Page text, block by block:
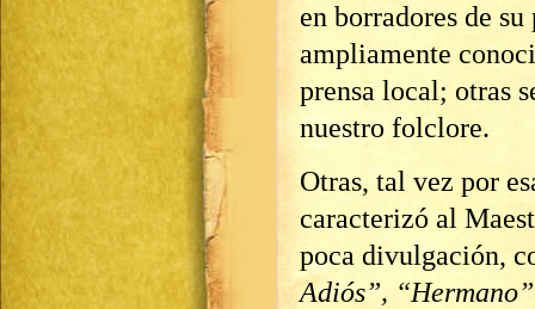
en borradores de
ampliamente
prensa local; otras
nuestro folclore.
Otras, tal vez por
caracterizó al
poca divulgación,
Adiós”, “Hermano”